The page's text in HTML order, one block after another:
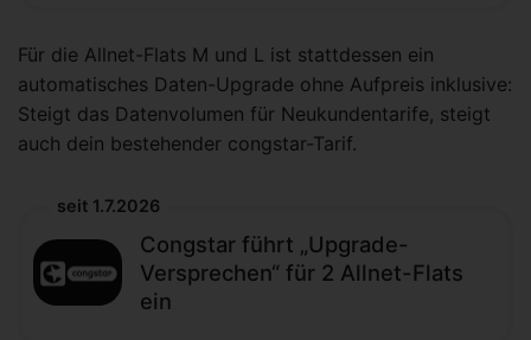
Für die Allnet-Flats M und L ist stattdessen ein
automatisches Daten-Upgrade ohne Aufpreis inklusive:
Steigt das Datenvolumen für Neukundentarife, steigt
auch dein bestehender congstar-Tarif.
seit 1.7.2026
Congstar führt „Upgrade-
Versprechen“ für 2 Allnet-Flats
ein